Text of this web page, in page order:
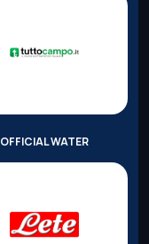
OFFICIAL WATER